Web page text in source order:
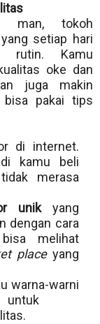
man, tokoh
setiap hari
rutin. Kamu
oke dan
juga makin
bisa pakai tips
di internet.
kamu beli
merasa
unik yang
dengan cara
melihat
placeyang
warna-warni
untuk